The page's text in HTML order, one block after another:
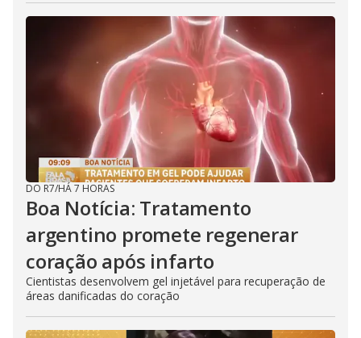
DO R7/HÁ 7 HORAS
Boa Notícia: Tratamento
argentino promete regenerar
coração após infarto
Cientistas desenvolvem gel injetável para recuperação de
áreas danificadas do coração